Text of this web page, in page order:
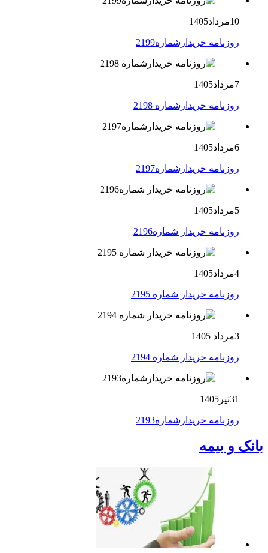
10مرداد1405
روزنامه خریدارشماره2199
7مرداد1405
روزنامه خریدارشماره 2198
6مرداد1405
روزنامه خریدارشماره2197
5مرداد1405
روزنامه خریدار شماره2196
4مرداد1405
روزنامه خریدار شماره 2195
3مرداد 1405
روزنامه خریدار شماره 2194
31تیر1405
روزنامه خریدارشماره2193
بانک و بیمه